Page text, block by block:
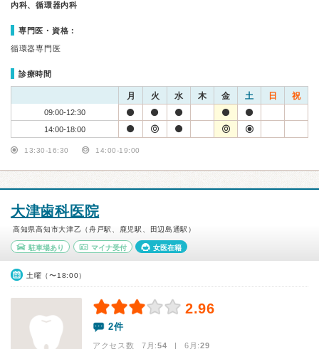
内科、循環器内科
専門医・資格：
循環器専門医
診療時間
月 火 水 木 金 土 日 祝
09:00-12:30
14:00-18:00
13:30-16:30 14:00-19:00
大津歯科医院
高知県高知市大津乙（舟戸駅、鹿児駅、田辺島通駅）
駐車場あり マイナ受付 女医在籍
土曜（〜18:00）
2.96
2件
アクセス数 7月:54 | 6月:29